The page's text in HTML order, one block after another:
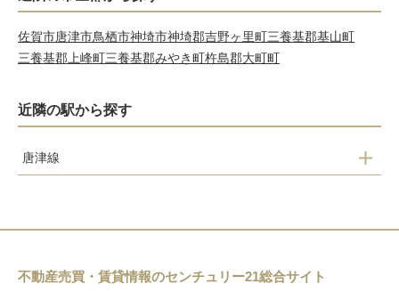
佐賀市唐津市鳥栖市神埼市神埼郡吉野ヶ里町三養基郡基山町
三養基郡上峰町三養基郡みやき町杵島郡大町町
近隣の駅から探す
唐津線
鬼塚
唐津
不動産売買・賃貸情報のセンチュリー21総合サイト